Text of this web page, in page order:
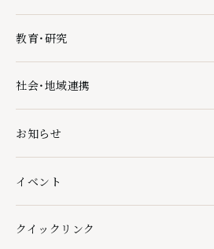
教育・研究
教育・研究の下層ページ一覧を開く
社会・地域連携
社会・地域連携の下層ページ一覧を開く
お知らせ
イベント
クイックリンク
クイックリンクの下層ページ一覧を開く